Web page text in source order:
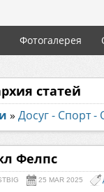
Фотогалерея
статей
» Досуг - Спорт -
Фелпс
25 MAR 2025